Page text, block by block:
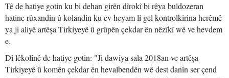
Tê de hatiye gotin ku bi dehan girên dîrokî bi rêya buldozeran
hatine rûxandin û kolandin ku ev heyam li gel kontrolkirina herêmê
ya ji aliyê artêşa Tirkiyeyê û grûpên çekdar ên nêzîkî wê ve hevdem
e.
Di lêkolînê de hatiye gotin: "Ji dawiya sala 2018an ve artêşa
Tirkiyeyê û komên çekdar ên hevalbendên wê dest danîn ser çend